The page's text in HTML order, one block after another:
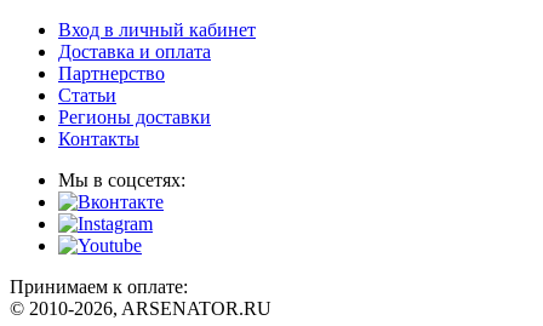
Вход в личный кабинет
Доставка и оплата
Партнерство
Статьи
Регионы доставки
Контакты
Мы в соцсетях:
Принимаем к оплате:
© 2010-2026, ARSENATOR.RU